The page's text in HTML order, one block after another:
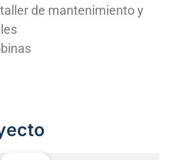
de mantenimiento y